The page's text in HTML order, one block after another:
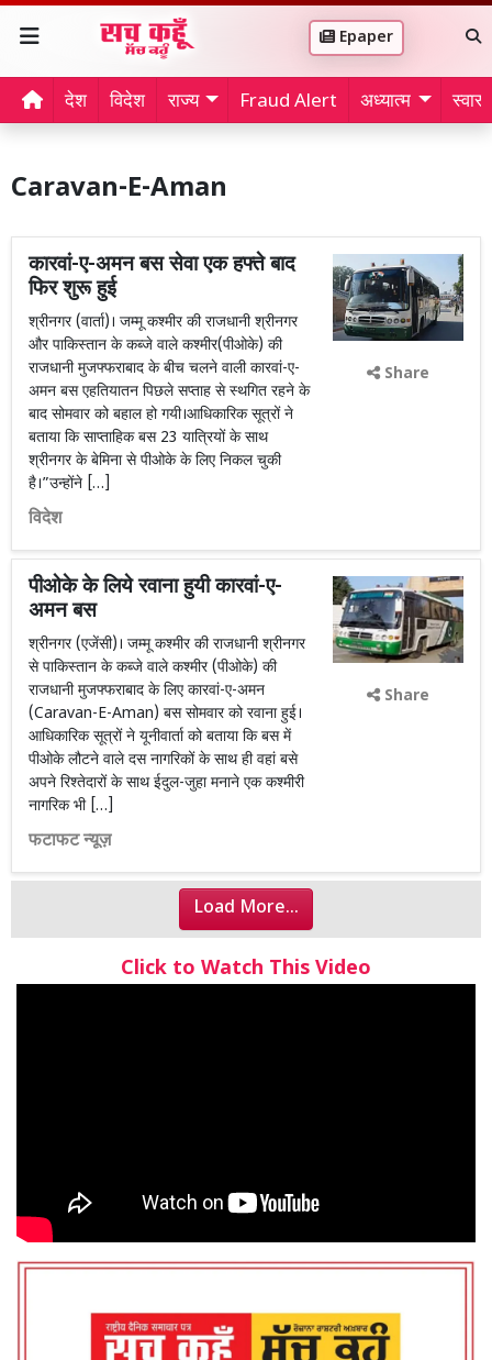
Epaper
देश विदेश राज्य Fraud Alert अध्यात्म
Caravan-E-Aman
कारवां-ए-अमन बस सेवा एक हफ्ते बाद
फिर शुरू हुई
श्रीनगर (वार्ता)। जम्मू कश्मीर की राजधानी श्रीनगर
और पाकिस्तान के कब्जे वाले कश्मीर(पीओके) की
राजधानी मुजफ्फराबाद के बीच चलने वाली कारवां-ए-
अमन बस एहतियातन पिछले सप्ताह से स्थगित रहने के
बाद सोमवार को बहाल हो गयी।आधिकारिक सूत्रों ने
बताया कि साप्ताहिक बस 23 यात्रियों के साथ
श्रीनगर के बेमिना से पीओके के लिए निकल चुकी
है।”उन्होंने […]
विदेश
Share
पीओके के लिये रवाना हुयी कारवां-ए-
अमन बस
श्रीनगर (एजेंसी)। जम्मू कश्मीर की राजधानी श्रीनगर
से पाकिस्तान के कब्जे वाले कश्मीर (पीओके) की
राजधानी मुजफ्फराबाद के लिए कारवां-ए-अमन
(Caravan-E-Aman) बस सोमवार को रवाना हुई।
आधिकारिक सूत्रों ने यूनीवार्ता को बताया कि बस में
पीओके लौटने वाले दस नागरिकों के साथ ही वहां बसे
अपने रिश्तेदारों के साथ ईदुल-जुहा मनाने एक कश्मीरी
नागरिक भी […]
फटाफट न्यूज़
Share
Load More...
Click to Watch This Video